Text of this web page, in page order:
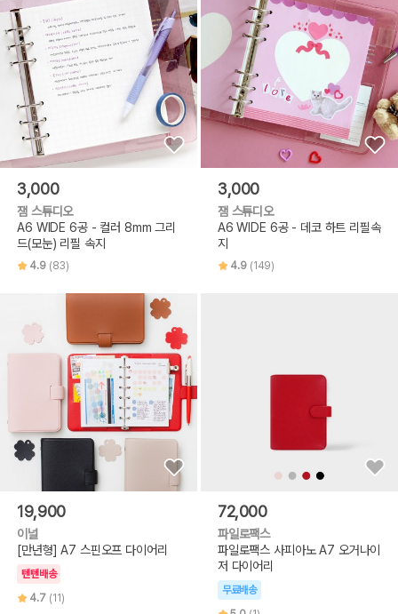
3,000
잼 스튜디오
A6 WIDE 6공 - 컬러 8mm 그리
드(모눈) 리필 속지
4.9 (83)
3,000
잼 스튜디오
A6 WIDE 6공 - 데코 하트 리필속
지
4.9 (149)
19,900
이널
[만년형] A7 스핀오프 다이어리
텐텐배송
4.7 (11)
72,000
파일로팩스
파일로팩스 사피아노 A7 오거나이
저 다이어리
무료배송